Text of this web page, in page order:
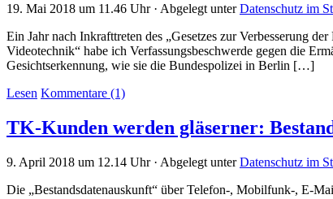
19. Mai 2018 um 11.46 Uhr · Abgelegt unterDatenschutz im
Ein Jahr nach Inkrafttreten des „Gesetzes zur Verbesserung
Videotechnik“ habe ich Verfassungsbeschwerde gegen die
Gesichtserkennung, wie sie die Bundespolizei in Berlin […]
Lesen Kommentare (1)
TK-Kunden werden gläserner:
9. April 2018 um 12.14 Uhr · Abgelegt unterDatenschutz im
Die „Bestandsdatenauskunft“ über Telefon-, Mobilfunk-, E-